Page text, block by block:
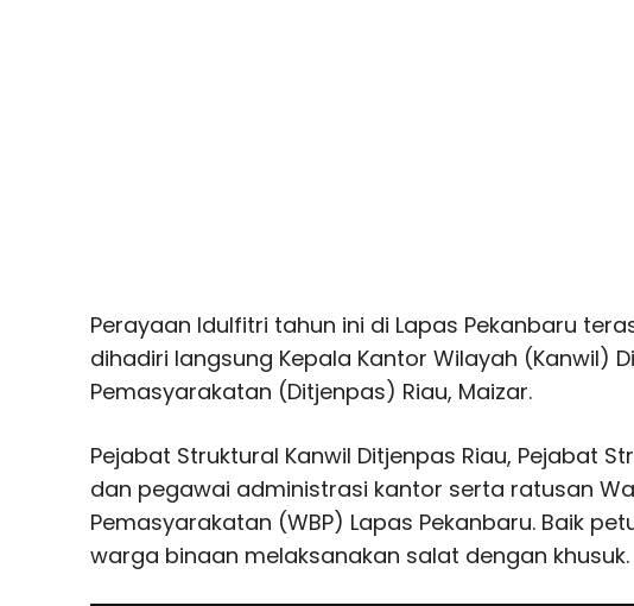
Perayaan Idulfitri tahun ini di Lapas Pekanbaru
dihadiri langsung Kepala Kantor Wilayah (Kanwil)
Pemasyarakatan (Ditjenpas) Riau, Maizar.
Pejabat Struktural Kanwil Ditjenpas Riau, Pejabat
dan pegawai administrasi kantor serta ratusan
Pemasyarakatan (WBP) Lapas Pekanbaru. Baik
warga binaan melaksanakan salat dengan khusuk.